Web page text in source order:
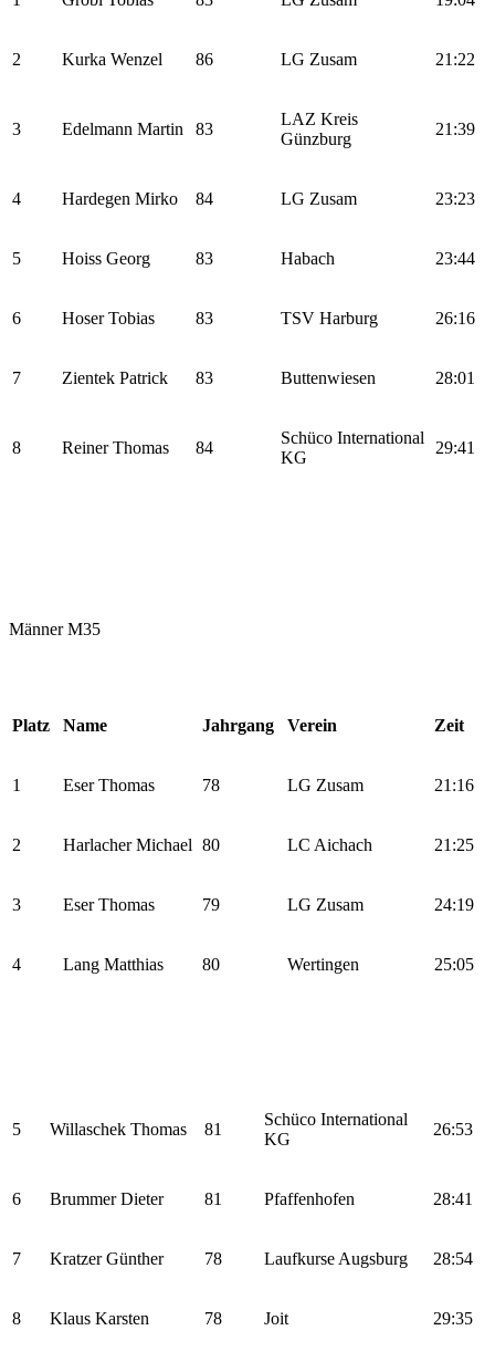
2 Kurka Wenzel 86 LG Zusam 21:22
3 Edelmann Martin 83
LAZ Kreis
Günzburg
21:39
4 Hardegen Mirko 84 LG Zusam 23:23
5 Hoiss Georg 83 Habach 23:44
6 Hoser Tobias 83 TSV Harburg 26:16
7 Zientek Patrick 83 Buttenwiesen 28:01
8 Reiner Thomas 84
Schüco International
KG
29:41
Männer M35
Platz Name Jahrgang Verein Zeit
1 Eser Thomas 78 LG Zusam 21:16
2 Harlacher Michael 80 LC Aichach 21:25
3 Eser Thomas 79 LG Zusam 24:19
4 Lang Matthias 80 Wertingen 25:05
5 Willaschek Thomas 81
Schüco International
KG
26:53
6 Brummer Dieter 81 Pfaffenhofen 28:41
7 Kratzer Günther 78 Laufkurse Augsburg 28:54
8 Klaus Karsten 78 Joit 29:35